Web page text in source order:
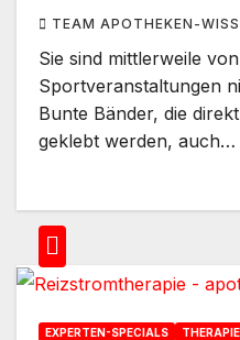
TEAM APOTHEKEN-
Sie sind mittlerweile
Sportveranstaltungen
Bunte Bänder, die
geklebt werden, auch…
EXPERTEN-SPECIALS